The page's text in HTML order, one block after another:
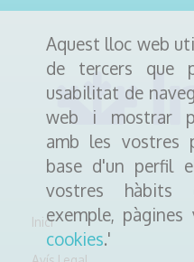
Aquest lloc web
de tercers que
usabilitat de
web i mostrar
amb les vostres
base d'un perfil
vostres hàbits
exemple, pàgines
cookies.'
Inici